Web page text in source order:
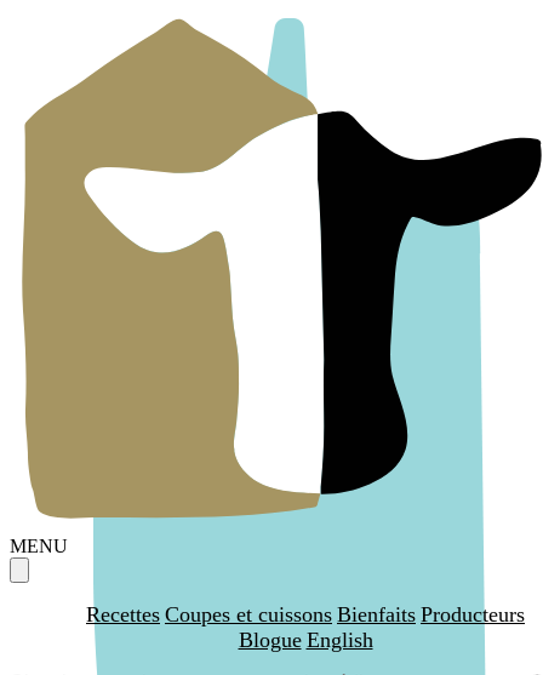
MENU
Recettes Coupes et cuissons Bienfaits Producteurs
Blogue English